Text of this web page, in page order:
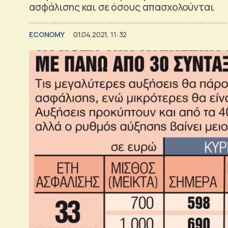
ασφάλισης και σε όσους απασχολούνται
ECONOMY 01.04.2021, 11:32